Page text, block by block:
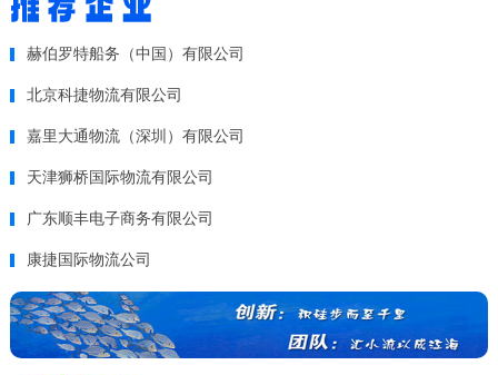
赫伯罗特船务（中国）有限公司
北京科捷物流有限公司
嘉里大通物流（深圳）有限公司
天津狮桥国际物流有限公司
广东顺丰电子商务有限公司
康捷国际物流公司